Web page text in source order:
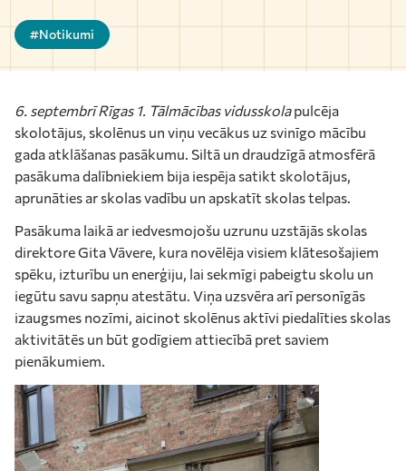
#Notikumi
6. septembrī Rīgas 1. Tālmācības vidusskolapulcēja
skolotājus, skolēnus un viņu vecākus uz svinīgo mācību
gada atklāšanas pasākumu. Siltā un draudzīgā atmosfērā
pasākuma dalībniekiem bija iespēja satikt skolotājus,
aprunāties ar skolas vadību un apskatīt skolas telpas.
Pasākuma laikā ar iedvesmojošu uzrunu uzstājās skolas
direktore Gita Vāvere, kura novēlēja visiem klātesošajiem
spēku, izturību un enerģiju, lai sekmīgi pabeigtu skolu un
iegūtu savu sapņu atestātu. Viņa uzsvēra arī personīgās
izaugsmes nozīmi, aicinot skolēnus aktīvi piedalīties skolas
aktivitātēs un būt godīgiem attiecībā pret saviem
pienākumiem.